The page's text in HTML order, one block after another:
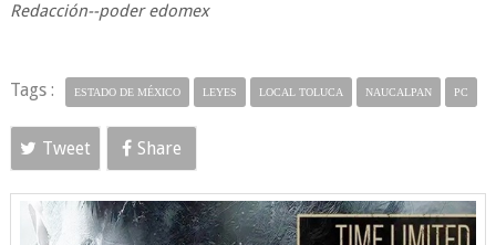
Redacción--poder edomex
Tags : ESTADO DE MÉXICO LEYES LOCAL TOLUCA NAUCALPAN PC
Tweet Share